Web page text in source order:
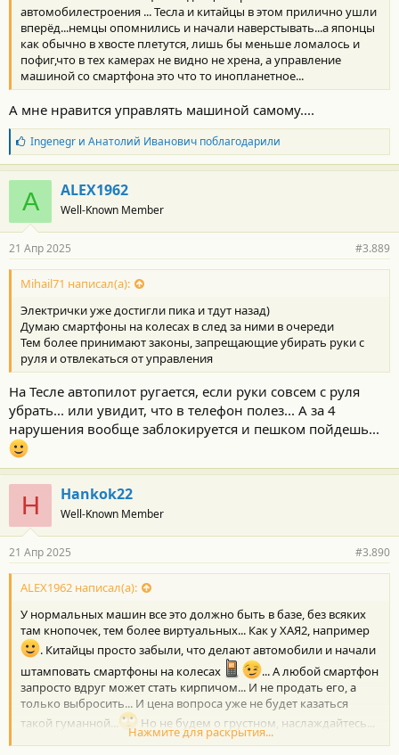
автомобилестроения ... Тесла и китайцы в этом прилично ушли
вперёд...немцы опомнились и начали наверстывать...а японцы
как обычно в хвосте плетутся, лишь бы меньше ломалось и
пофиг,что в тех камерах не видно не хрена, а управление
машиной со смартфона это что то инопланетное...
А мне нравится управлять машиной самому....
Б
л
а
г
о
д
а
н
о
с
и
:
Ingenegrи Анатолий Ивановичпоблагодарили
A ALEX1962
Well-Known Member
21 Апр 2025 #3.889
Mihail71 написал(а):
Электрички уже достигли пика и тдут назад)
Думаю смартфоны на колесах в след за ними в очереди
Тем более принимают законы, запрещающие убирать руки с
руля и отвлекаться от управления
На Тесле автопилот ругается, если руки совсем с руля
убрать... или увидит, что в телефон полез... А за 4
нарушения вообще заблокируется и пешком пойдешь...
H Hankok22
Well-Known Member
21 Апр 2025 #3.890
ALEX1962 написал(а):
У нормальных машин все это должно быть в базе, без всяких
там кнопочек, тем более виртуальных... Как у ХАЯ2, например
. Китайцы просто забыли, что делают автомобили и начали
штамповать смартфоны на колесах
... А любой смартфон
запросто вдруг может стать кирпичом... И не продать его, а
только выбросить... И цена вопроса уже не будет казаться
такой гуманной...
Но не будем о грустном, наслаждайтесь...
и счастливой и долгой эксплуатации...
Нажмите для раскрытия...